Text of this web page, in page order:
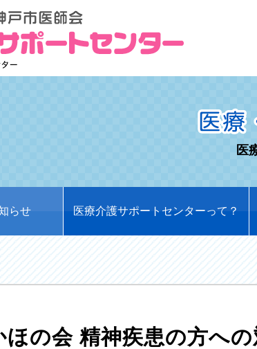
医
らせ 医療介護サポートセンターって？
ほの会 精神疾患の方へ